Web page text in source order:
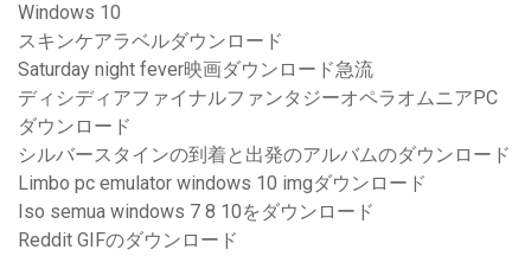
Windows 10
スキンケアラベルダウンロード
Saturday night fever映画ダウンロード急流
ディシディアファイナルファンタジーオペラオムニアPC
ダウンロード
シルバースタインの到着と出発のアルバムのダウンロード
Limbo pc emulator windows 10 imgダウンロード
Iso semua windows 7 8 10をダウンロード
Reddit GIFのダウンロード